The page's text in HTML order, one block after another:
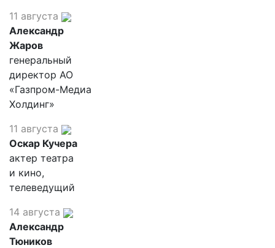
11 августа
Александр
Жаров
генеральный
директор АО
«Газпром-Медиа
Холдинг»
11 августа
Оскар Кучера
актер театра
и кино,
телеведущий
14 августа
Александр
Тюников